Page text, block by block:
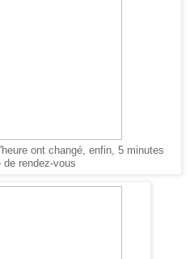
ont changé, enfin, 5 minutes
de rendez-vous